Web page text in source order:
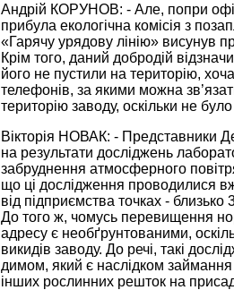
Андрій КОРУНОВ: - Але, попри
прибула екологічна комісія з
«Гарячу урядову лінію» висунув
Крім того, даний добродій
його не пустили на територію,
телефонів, за якими можна
територію заводу, оскільки не
Вікторія НОВАК: - Представники
на результати досліджень
забруднення атмосферного
що ці дослідження проводилися
від підприємства точках -
До того ж, чомусь перевищення
адресу є необґрунтованими,
викидів заводу. До речі, такі
димом, який є наслідком займання
інших рослинних решток на